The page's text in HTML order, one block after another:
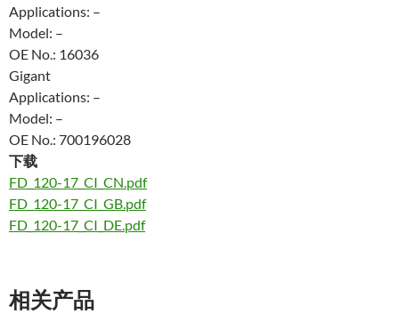
Applications: –
Model: –
OE No.: 16036
Gigant
Applications: –
Model: –
OE No.: 700196028
下载
FD_120-17_CI_CN.pdf
FD_120-17_CI_GB.pdf
FD_120-17_CI_DE.pdf
相关产品